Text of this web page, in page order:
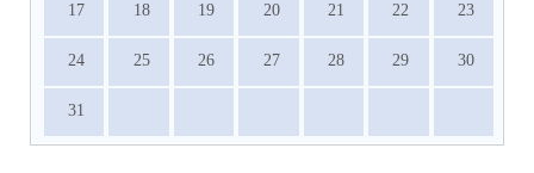
17 18 19 20 21 22 23
24 25 26 27 28 29 30
31